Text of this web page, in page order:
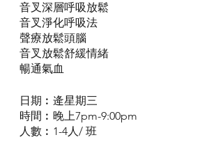
音叉深層呼吸放鬆
音叉淨化呼吸法
聲療放鬆頭腦
音叉放鬆舒緩情緒
暢通氣血
日期︰逄星期三
時間︰晚上7pm-9:00pm
人數︰1-4人/ 班